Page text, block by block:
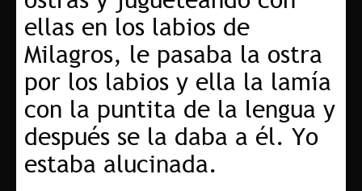
ellas en los labios de
Milagros, le pasaba la ostra
por los labios y ella la lamía
con la puntita de la lengua y
después se la daba a él. Yo
estaba alucinada.